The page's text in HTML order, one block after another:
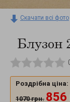
Скачати всі фото
Блузон
Роздрібна ціна:
1070 грн. 856